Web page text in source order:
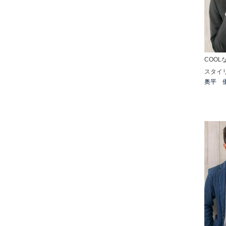
COOL
スタイ
奥平